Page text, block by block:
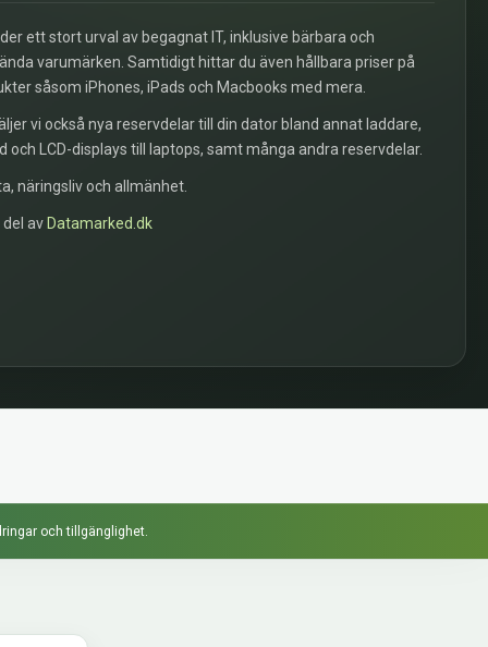
ett stort urval av begagnat IT, inklusive bärbara och
varumärken. Samtidigt hittar du även hållbara priser på
såsom iPhones, iPads och Macbooks med mera.
vi också nya reservdelar till din dator bland annat laddare,
och LCD-displays till laptops, samt många andra reservdelar.
näringsliv och allmänhet.
av Datamarked.dk
och tillgänglighet.